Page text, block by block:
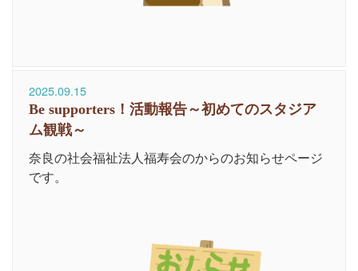
2025.09.15
Be supporters！活動報告～初めてのスタジア
ム観戦～
奈良の社会福祉法人福寿会のからのお知らせページ
です。